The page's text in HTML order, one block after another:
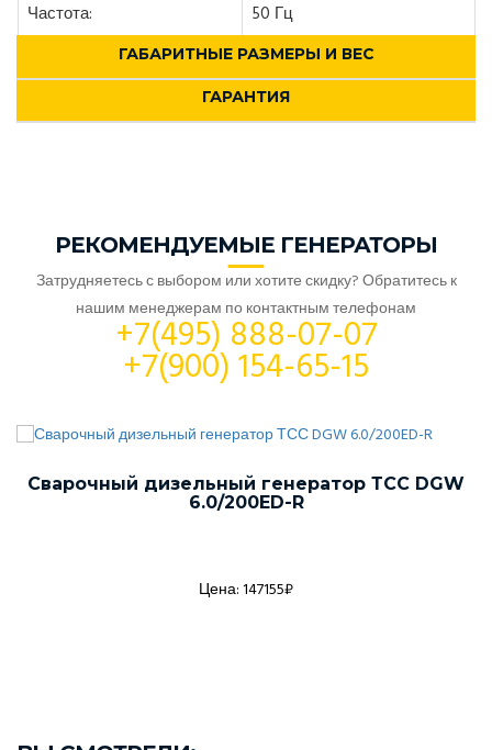
Частота: 50 Гц
ГАБАРИТНЫЕ РАЗМЕРЫ И ВЕС
ГАРАНТИЯ
РЕКОМЕНДУЕМЫЕ ГЕНЕРАТОРЫ
Затрудняетесь с выбором или хотите скидку? Обратитесь к
нашим менеджерам по контактным телефонам
+7(495) 888-07-07
+7(900) 154-65-15
Сварочный дизельный генератор ТСС DGW
6.0/200ED-R
Цена: 147155₽